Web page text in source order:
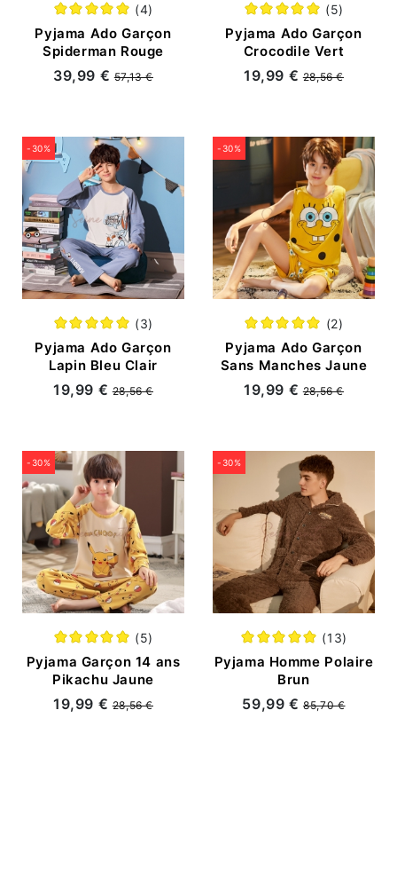
(4)
Pyjama Ado Garçon
Spiderman Rouge
39,99 €57,13 €
(5)
Pyjama Ado Garçon
Crocodile Vert
19,99 €28,56 €
-30%
(3)
Pyjama Ado Garçon
Lapin Bleu Clair
19,99 €28,56 €
-30%
(2)
Pyjama Ado Garçon
Sans Manches Jaune
19,99 €28,56 €
-30%
(5)
Pyjama Garçon 14 ans
Pikachu Jaune
19,99 €28,56 €
-30%
(13)
Pyjama Homme Polaire
Brun
59,99 €85,70 €